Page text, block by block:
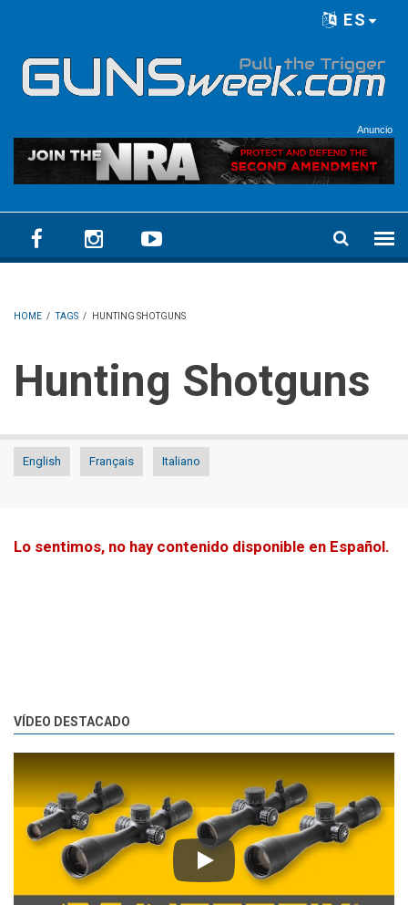
ES
Anuncio
HOME / TAGS / HUNTING SHOTGUNS
Hunting Shotguns
English Français Italiano
Lo sentimos, no hay contenido disponible en Español.
VÍDEO DESTACADO
Play